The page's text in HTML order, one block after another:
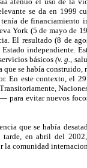
se da en 1999
de financiamiento
York (5 de mayo de
El resultado (8 de
independiente.
básicos(v. g.,
se había
En este contexto, el
evitar nuevos
que se había
en abril del
la comunidad